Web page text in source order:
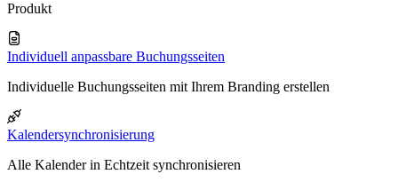
Produkt
Individuell anpassbare Buchungsseiten
Individuelle Buchungsseiten mit Ihrem Branding erstellen
Kalendersynchronisierung
Alle Kalender in Echtzeit synchronisieren